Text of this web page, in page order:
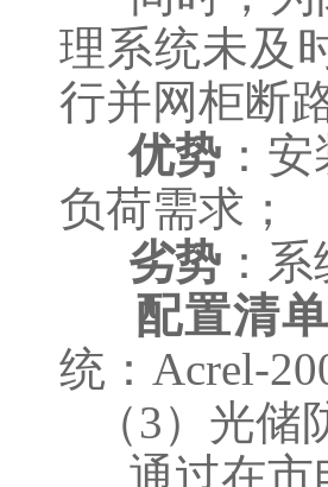
理系统未及
行并网柜断
优势 ：
负荷需求；
劣势 ：
配置清单
统：Acrel-
（3）光
通过在市